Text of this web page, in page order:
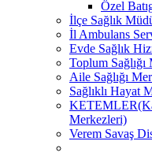
Özel
İlçe Sağlık
İl Ambulans
Evde Sağlık
Toplum Sağlığı
Aile Sağlığı
Sağlıklı Hayat
Merkezleri)
Verem Savaş